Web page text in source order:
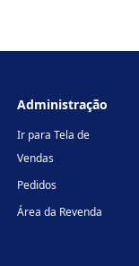
Administração
Ir para Tela de
Vendas
Pedidos
Área da Revenda